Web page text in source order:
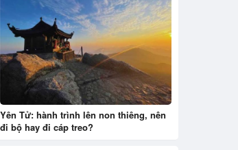
Yên Tử: hành trình lên non thiêng, nên
đi bộ hay đi cáp treo?